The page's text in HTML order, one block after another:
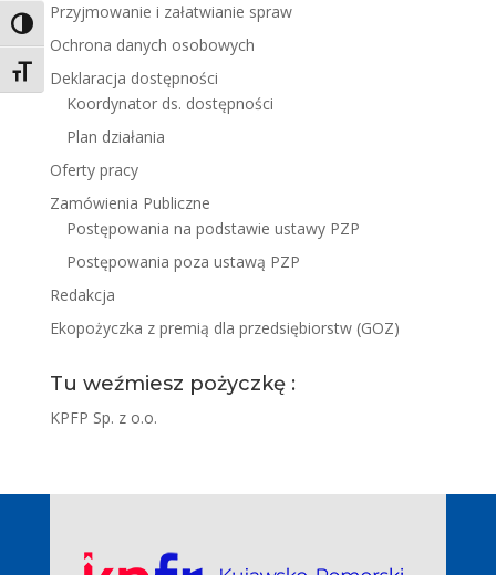
Toggle High Contrast
Toggle Font size
Przyjmowanie i załatwianie spraw
Ochrona danych osobowych
Deklaracja dostępności
Koordynator ds. dostępności
Plan działania
Oferty pracy
Zamówienia Publiczne
Postępowania na podstawie ustawy PZP
Postępowania poza ustawą PZP
Redakcja
Ekopożyczka z premią dla przedsiębiorstw (GOZ)
Tu weźmiesz pożyczkę :
KPFP Sp. z o.o.